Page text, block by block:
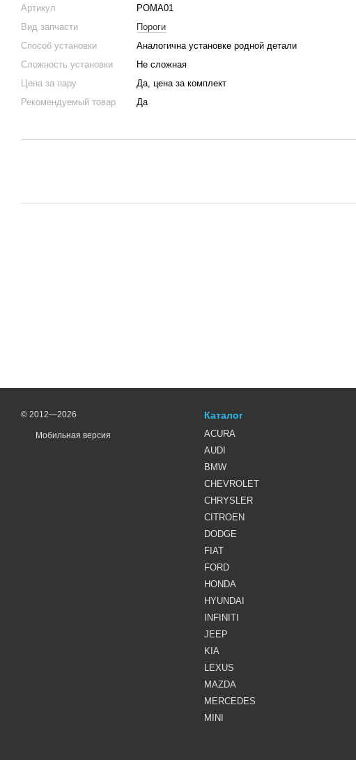
Артикул
POMA01
Вид запчасти
Пороги
Способ установки
Аналогична установке родной детали
Сложность установки
Не сложная
Цена за пару
Да, цена за комплект
Рекомендуемый товар
Да
© 2012—2026
Мобильная версия
Каталог
ACURA
AUDI
BMW
CHEVROLET
CHRYSLER
CITROEN
DODGE
FIAT
FORD
HONDA
HYUNDAI
INFINITI
JEEP
KIA
LEXUS
MAZDA
MERCEDES
MINI